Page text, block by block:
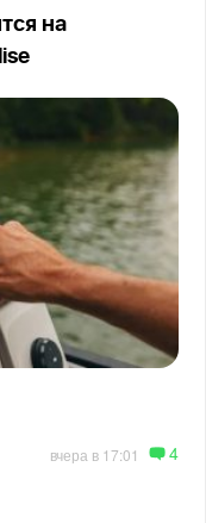
на
вчера в 17:01 4